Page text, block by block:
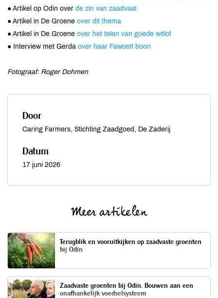
● Artikel op Odin over de zin van zaadvast
● Artikel in De Groene over dit thema
● Artikel in De Groene over het telen van goede witlof
● Interview met Gerda over haar Fawcett boon
Fotograaf: Roger Dohmen
Door
Caring Farmers, Stichting Zaadgoed, De Zaderij
Datum
17 juni 2026
Meer artikelen
Terugblik en vooruitkijken op zaadvaste groenten
bij Odin
Zaadvaste groenten bij Odin. Bouwen aan een
onafhankelijk voedselsysteem